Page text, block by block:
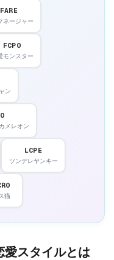
FARE
ネージャー
FCPO
モンスター
ン
メレオン
LCPE
ツンデレヤンキー
猫
愛スタイルとは